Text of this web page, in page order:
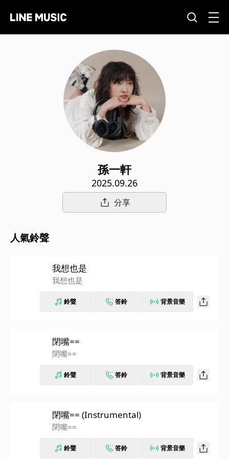
孫一軒
2025.09.26
分享
人氣鈴聲
我想也是
我想也是
鈴聲 答鈴 背景音樂
閉嘴==
閉嘴==
鈴聲 答鈴 背景音樂
閉嘴== (Instrumental)
閉嘴==
鈴聲 答鈴 背景音樂